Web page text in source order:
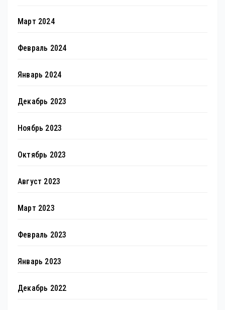
Март 2024
Февраль 2024
Январь 2024
Декабрь 2023
Ноябрь 2023
Октябрь 2023
Август 2023
Март 2023
Февраль 2023
Январь 2023
Декабрь 2022